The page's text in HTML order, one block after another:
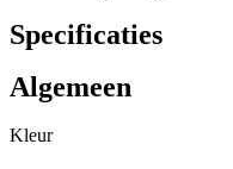
Specificaties
Algemeen
Kleur